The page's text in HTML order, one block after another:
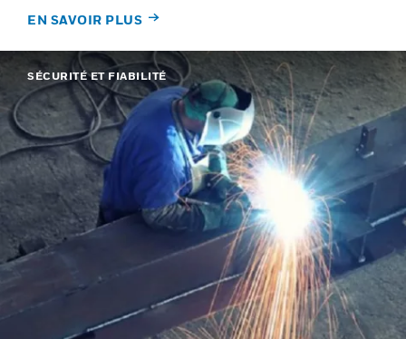
EN SAVOIR PLUS
SÉCURITÉ ET FIABILITÉ